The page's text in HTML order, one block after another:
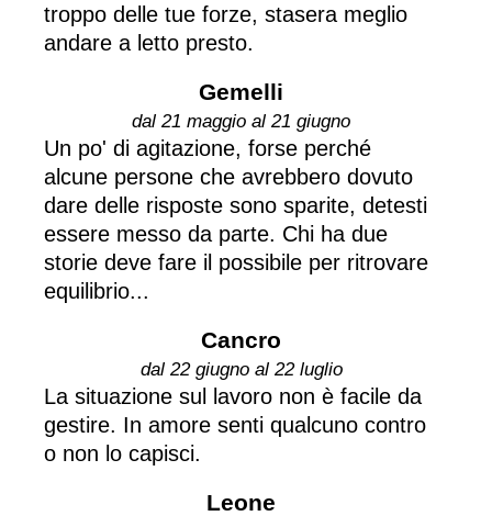
troppo delle tue forze, stasera meglio
andare a letto presto.
Gemelli
dal 21 maggio al 21 giugno
Un po' di agitazione, forse perché
alcune persone che avrebbero dovuto
dare delle risposte sono sparite, detesti
essere messo da parte. Chi ha due
storie deve fare il possibile per ritrovare
equilibrio...
Cancro
dal 22 giugno al 22 luglio
La situazione sul lavoro non è facile da
gestire. In amore senti qualcuno contro
o non lo capisci.
Leone